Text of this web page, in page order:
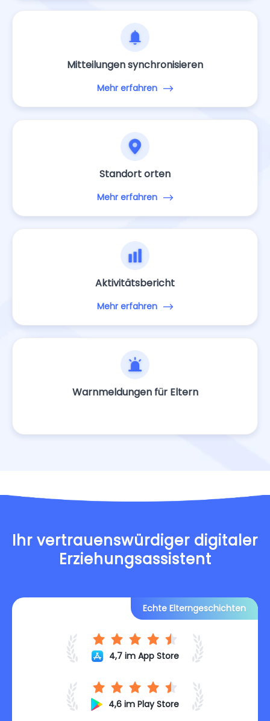
Mitteilungen synchronisieren
Mehr erfahren
Standort orten
Mehr erfahren
Aktivitätsbericht
Mehr erfahren
Warnmeldungen für Eltern
Ihr vertrauenswürdiger digitaler
Erziehungsassistent
4,7 im App Store
4,6 im Play Store
Echte Elterngeschichten